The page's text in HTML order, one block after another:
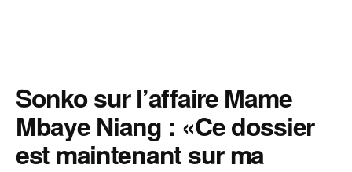
Sonko sur l’affaire Mame
Mbaye Niang : «Ce dossier
est maintenant sur ma